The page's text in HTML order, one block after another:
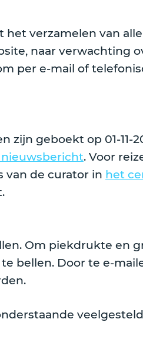
verzamelen van
naar verwachting
per e-mail of
geboekt op 01-11-
. Voor
van de curator in het
Om piekdrukte en
bellen. Door te e-